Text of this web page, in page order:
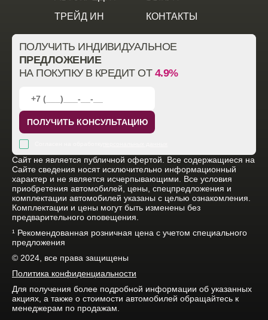
ТРЕЙД ИН
КОНТАКТЫ
ПОЛУЧИТЬ ИНДИВИДУАЛЬНОЕ
ПРЕДЛОЖЕНИЕ
НА ПОКУПКУ В КРЕДИТ ОТ 4.9%
ПОЛУЧИТЬ КОНСУЛЬТАЦИЮ
Cайт не является публичной офертой. Все содержащиеся на
Сайте сведения носят исключительно информационный
характер и не является исчерпывающими. Все условия
приобретения автомобилей, цены, спецпредложения и
комплектации автомобилей указаны с целью ознакомления.
Комплектации и цены могут быть изменены без
предварительного оповещения.
¹ Рекомендованная розничная цена с учетом специального
предложения
© 2024, все права защищены
Политика конфиденциальности
Для получения более подробной информации об указанных
акциях, а также о стоимости автомобилей обращайтесь к
менеджерам по продажам.